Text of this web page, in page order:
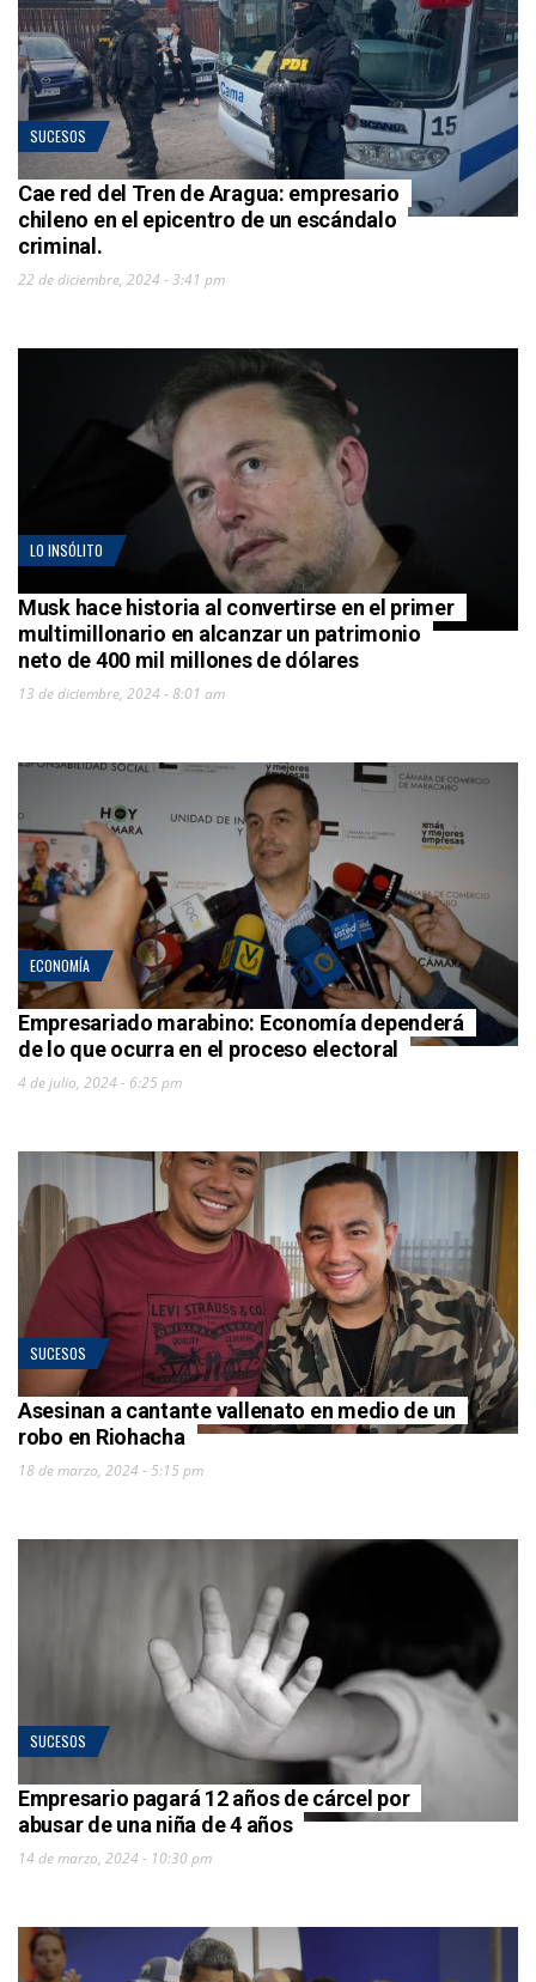
SUCESOS
Cae red del Tren de Aragua: empresario
chileno en el epicentro de un escándalo
criminal.
22 de diciembre, 2024 - 3:41 pm
LO INSÓLITO
Musk hace historia al convertirse en el primer
multimillonario en alcanzar un patrimonio
neto de 400 mil millones de dólares
13 de diciembre, 2024 - 8:01 am
ECONOMÍA
Empresariado marabino: Economía dependerá
de lo que ocurra en el proceso electoral
4 de julio, 2024 - 6:25 pm
SUCESOS
Asesinan a cantante vallenato en medio de un
robo en Riohacha
18 de marzo, 2024 - 5:15 pm
SUCESOS
Empresario pagará 12 años de cárcel por
abusar de una niña de 4 años
14 de marzo, 2024 - 10:30 pm